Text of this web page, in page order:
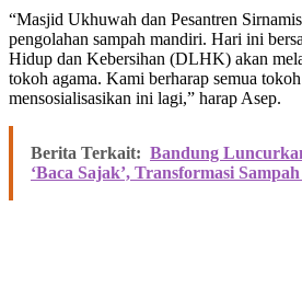
“Masjid Ukhuwah dan Pesantren
pengolahan sampah mandiri. Hari ini
Hidup dan Kebersihan (DLHK) akan
tokoh agama. Kami berharap semua
mensosialisasikan ini lagi,” harap Asep.
Berita Terkait: Bandung
‘Baca Sajak’, Transformasi